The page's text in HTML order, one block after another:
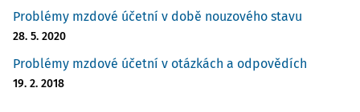
Problémy mzdové účetní v době nouzového stavu
28. 5. 2020
Problémy mzdové účetní v otázkách a odpovědích
19. 2. 2018